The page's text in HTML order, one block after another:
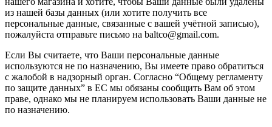
из нашей базы данных (или хотите получить все
персональные данные, связанные с вашей учётной записью),
пожалуйста отправьте письмо на baltco@gmail.com.
Если Вы считаете, что Ваши персональные данные
используются не по назначению, Вы имеете право обратиться
с жалобой в надзорный орган. Согласно “Общему регламенту
по защите данных” в ЕС мы обязаны сообщить Вам об этом
праве, однако мы не планируем использовать Ваши данные не
по назначению.